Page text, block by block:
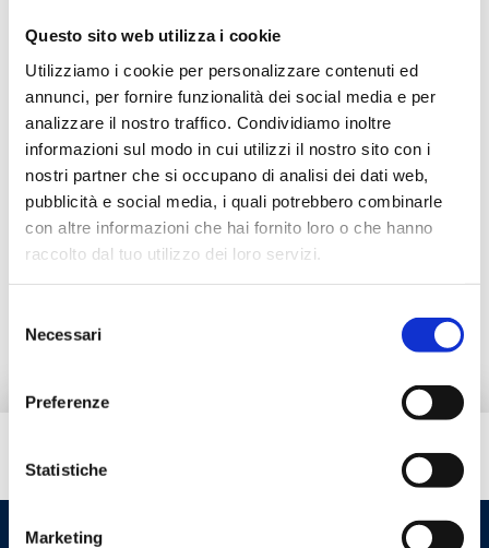
Questo sito web utilizza i cookie
Utilizziamo i cookie per personalizzare contenuti ed
annunci, per fornire funzionalità dei social media e per
analizzare il nostro traffico. Condividiamo inoltre
informazioni sul modo in cui utilizzi il nostro sito con i
nostri partner che si occupano di analisi dei dati web,
pubblicità e social media, i quali potrebbero combinarle
con altre informazioni che hai fornito loro o che hanno
raccolto dal tuo utilizzo dei loro servizi.
delNecessari
Preferenze
Statistiche
Marketing
Descrizione
Documentazione
Accessori